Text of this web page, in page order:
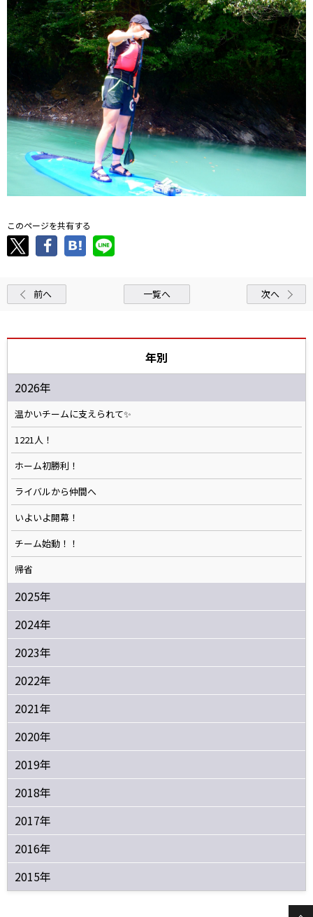
このページを共有する
前へ 一覧へ 次へ
年別
2026年
温かいチームに支えられて✨️
1221人！
ホーム初勝利！
ライバルから仲間へ
いよいよ開幕！
チーム始動！！
帰省
2025年
2024年
2023年
2022年
2021年
2020年
2019年
2018年
2017年
2016年
2015年